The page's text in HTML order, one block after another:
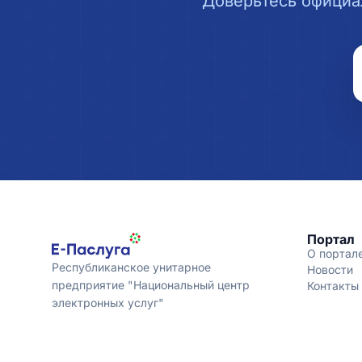
Республиканское унитарное
предприятие "Национальный центр
электронных услуг"
Портал
О
Новости
Контакты